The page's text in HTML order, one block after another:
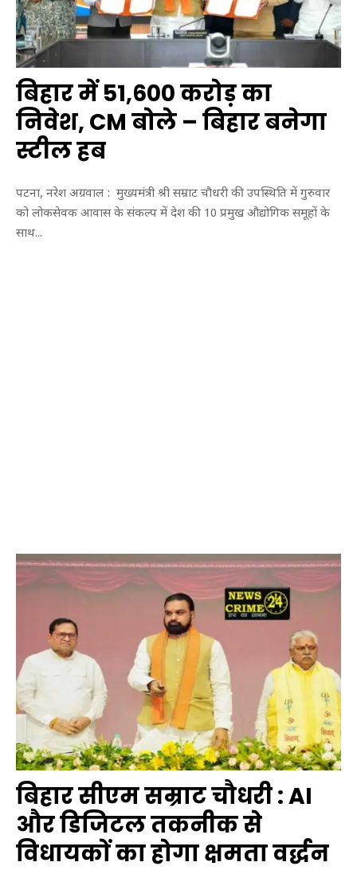
बिहार में 51,600 करोड़ का
निवेश, CM बोले – बिहार बनेगा
स्टील हब
पटना, नरेश अग्रवाल : मुख्यमंत्री श्री सम्राट चौधरी की उपस्थिति में गुरुवार
को लोकसेवक आवास के संकल्प में देश की 10 प्रमुख औद्योगिक समूहों के
साथ...
बिहार सीएम सम्राट चौधरी : AI
और डिजिटल तकनीक से
विधायकों का होगा क्षमता वर्द्धन